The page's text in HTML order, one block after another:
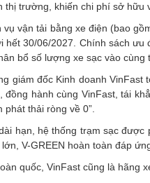
trường, khiến chi phí sở
vận tải bằng xe điện (bao
30/06/2027. Chính sách
bổ số lượng xe sạc vào
giám đốc Kinh doanh
hành cùng VinFast, tái
thải ròng về 0”.
hạn, hệ thống trạm sạc
V-GREEN hoàn toàn đáp
quốc, VinFast cũng là